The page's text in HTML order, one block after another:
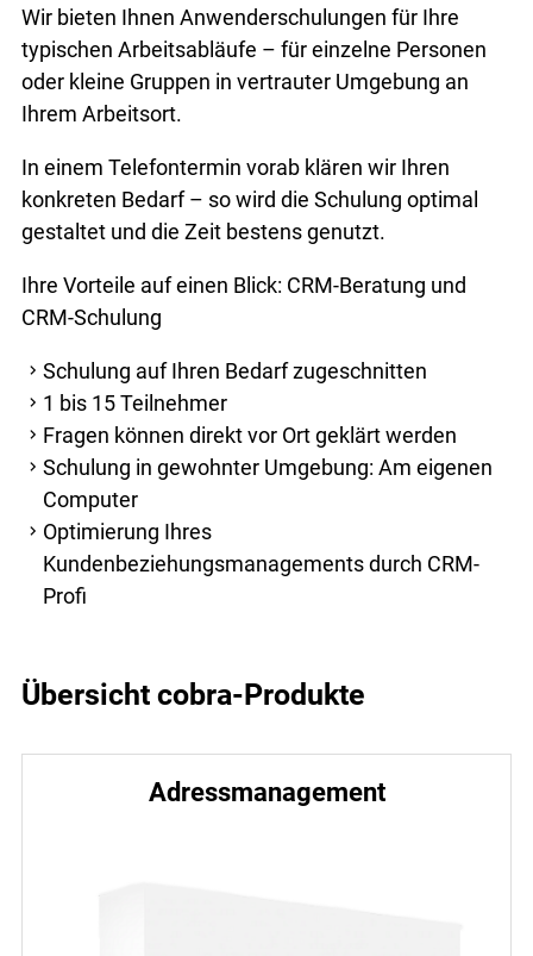
Wir bieten Ihnen Anwenderschulungen für Ihre
typischen Arbeitsabläufe – für einzelne Personen
oder kleine Gruppen in vertrauter Umgebung an
Ihrem Arbeitsort.
In einem Telefontermin vorab klären wir Ihren
konkreten Bedarf – so wird die Schulung optimal
gestaltet und die Zeit bestens genutzt.
Ihre Vorteile auf einen Blick: CRM-Beratung und
CRM-Schulung
Schulung auf Ihren Bedarf zugeschnitten
1 bis 15 Teilnehmer
Fragen können direkt vor Ort geklärt werden
Schulung in gewohnter Umgebung: Am eigenen
Computer
Optimierung Ihres
Kundenbeziehungsmanagements durch CRM-
Profi
Übersicht cobra-Produkte
Adressmanagement